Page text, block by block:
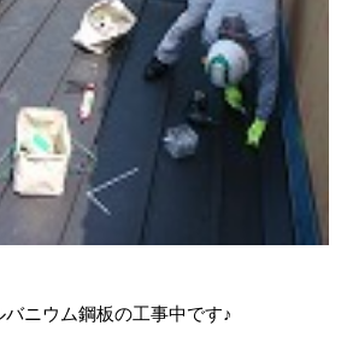
ニウム鋼板の工事中です♪